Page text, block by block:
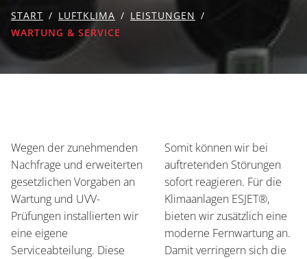
START LUFTKLIMA
LEISTUNGEN
WARTUNG & SERVICE
Wegen der zunehmenden
Nachfrage und erweiterten
gesetzlichen Vorgaben an
Wartung und UVV-
Prüfungen installierten wir
eine eigene
Serviceabteilung. Diese
Somit können wir bei
auftretenden Störungen
sofort reagieren. Für die
Klimaanlagen ESJET®,
bieten wir zusätzlich eine
moderne Fernwartung an.
Damit verringern sich die